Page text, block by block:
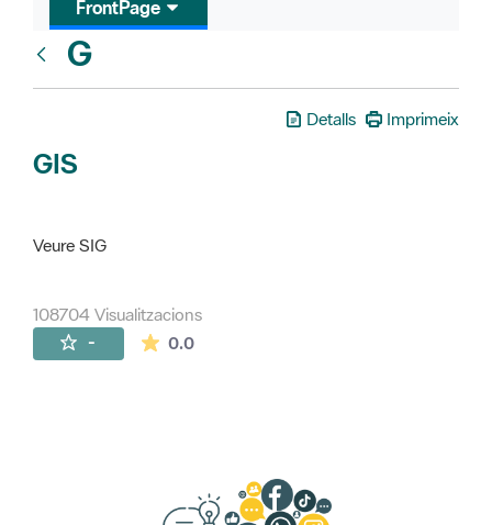
FrontPage
G
Detalls Imprimeix
GIS
Veure SIG
108704 Visualitzacions
- 0.0La mitjana de les valoracions és de 0